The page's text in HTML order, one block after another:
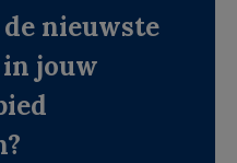
nieuwste
jouw